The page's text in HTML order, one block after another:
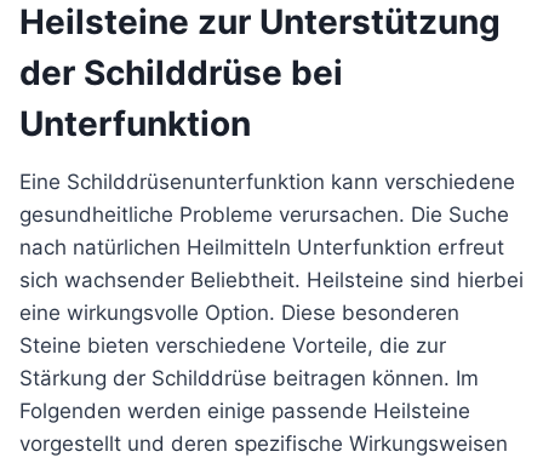
Heilsteine zur Unterstützung
der Schilddrüse bei
Unterfunktion
Eine Schilddrüsenunterfunktion kann verschiedene
gesundheitliche Probleme verursachen. Die Suche
nach natürlichen Heilmitteln Unterfunktion erfreut
sich wachsender Beliebtheit. Heilsteine sind hierbei
eine wirkungsvolle Option. Diese besonderen
Steine bieten verschiedene Vorteile, die zur
Stärkung der Schilddrüse beitragen können. Im
Folgenden werden einige passende Heilsteine
vorgestellt und deren spezifische Wirkungsweisen